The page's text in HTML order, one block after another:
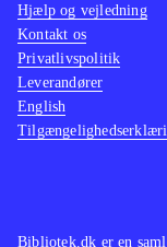
Bibliotek.dk er en
Hjælp og vejledning
Kontakt os
Privatlivspolitik
Leverandører
English